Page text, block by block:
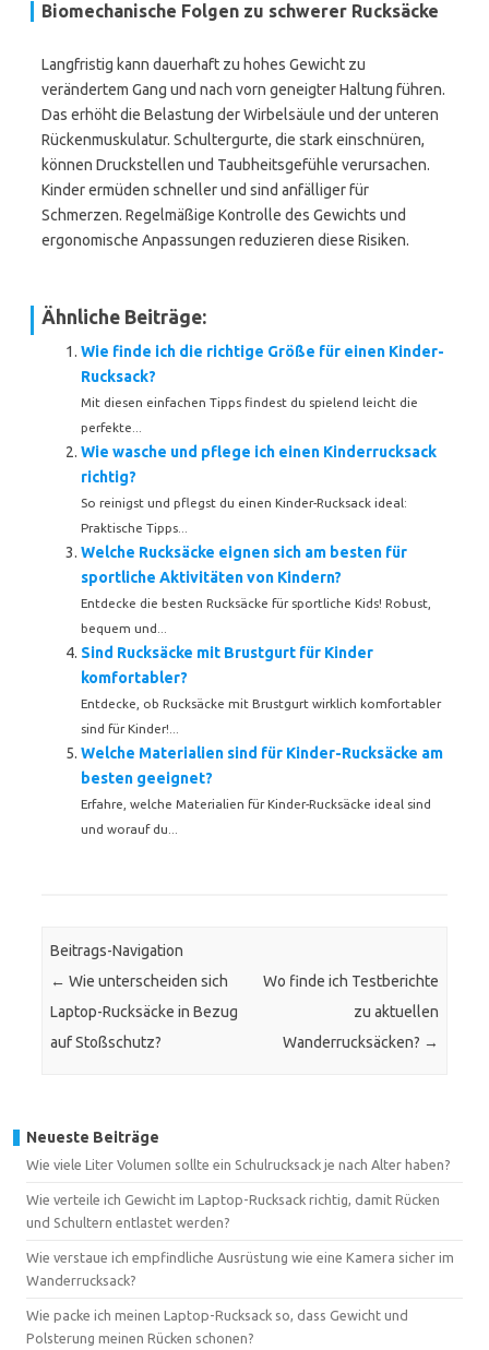
Biomechanische Folgen zu schwerer Rucksäcke
Langfristig kann dauerhaft zu hohes Gewicht zu
verändertem Gang und nach vorn geneigter Haltung führen.
Das erhöht die Belastung der Wirbelsäule und der unteren
Rückenmuskulatur. Schultergurte, die stark einschnüren,
können Druckstellen und Taubheitsgefühle verursachen.
Kinder ermüden schneller und sind anfälliger für
Schmerzen. Regelmäßige Kontrolle des Gewichts und
ergonomische Anpassungen reduzieren diese Risiken.
Ähnliche Beiträge:
Wie finde ich die richtige Größe für einen Kinder-
Rucksack?
Mit diesen einfachen Tipps findest du spielend leicht die
perfekte...
Wie wasche und pflege ich einen Kinderrucksack
richtig?
So reinigst und pflegst du einen Kinder-Rucksack ideal:
Praktische Tipps...
Welche Rucksäcke eignen sich am besten für
sportliche Aktivitäten von Kindern?
Entdecke die besten Rucksäcke für sportliche Kids! Robust,
bequem und...
Sind Rucksäcke mit Brustgurt für Kinder
komfortabler?
Entdecke, ob Rucksäcke mit Brustgurt wirklich komfortabler
sind für Kinder!...
Welche Materialien sind für Kinder-Rucksäcke am
besten geeignet?
Erfahre, welche Materialien für Kinder-Rucksäcke ideal sind
und worauf du...
Beitrags-Navigation
← Wie unterscheiden sich
Laptop-Rucksäcke in Bezug
auf Stoßschutz?
Wo finde ich Testberichte
zu aktuellen
Wanderrucksäcken? →
Neueste Beiträge
Wie viele Liter Volumen sollte ein Schulrucksack je nach Alter haben?
Wie verteile ich Gewicht im Laptop-Rucksack richtig, damit Rücken
und Schultern entlastet werden?
Wie verstaue ich empfindliche Ausrüstung wie eine Kamera sicher im
Wanderrucksack?
Wie packe ich meinen Laptop-Rucksack so, dass Gewicht und
Polsterung meinen Rücken schonen?